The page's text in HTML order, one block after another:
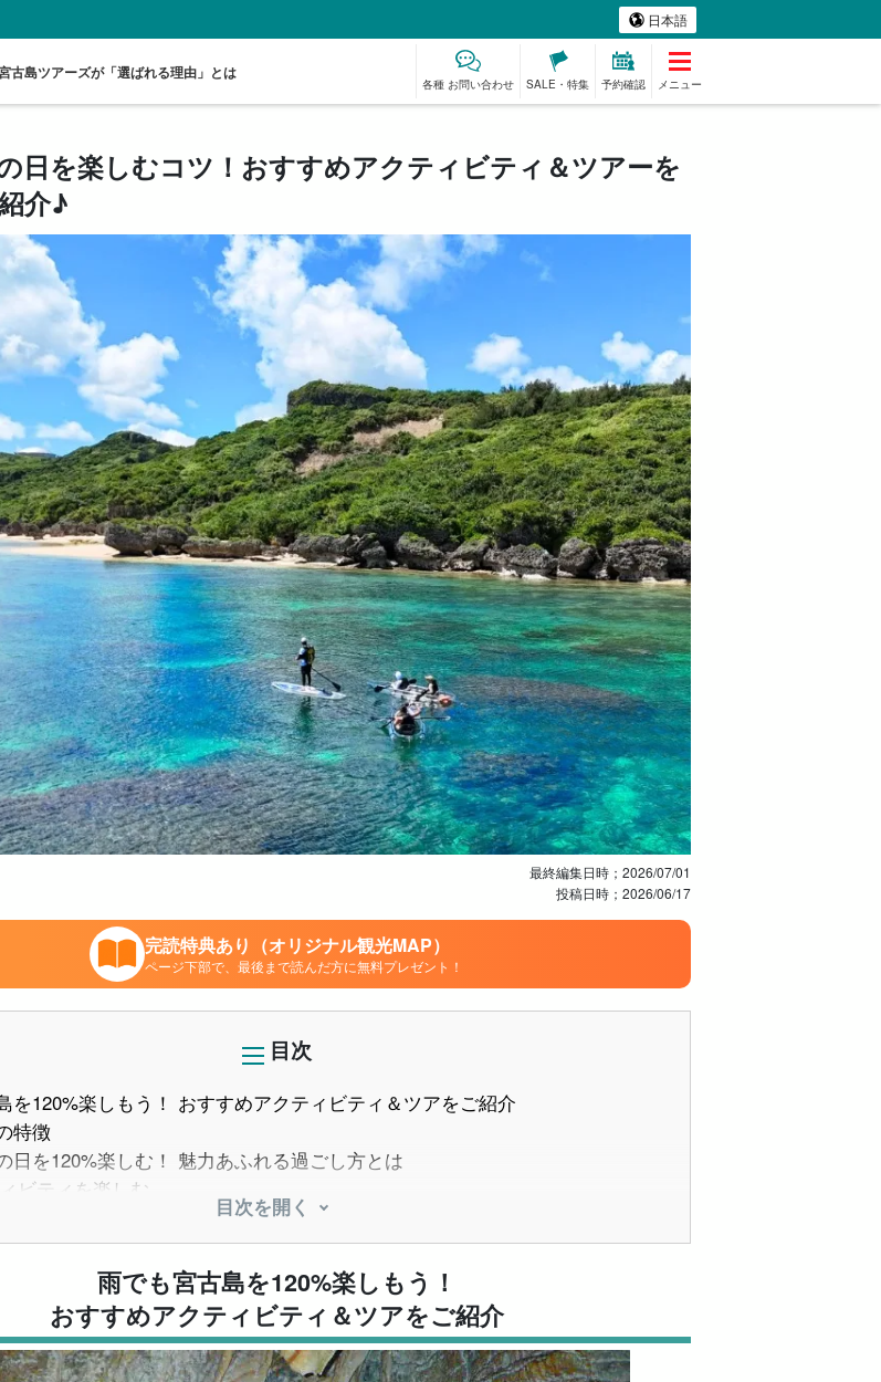
日本語
古島ツアーズが「選ばれる理由」とは
各種 お問い合わせ SALE・特集 予約確認 メニュー
きプラン
日を楽しむコツ！おすすめアクティビティ＆ツアーを
介♪
最終編集日時； 2026/07/01
投稿日時； 2026/06/17
完読特典あり（オリジナル観光MAP）
ページ下部で、最後まで読んだ方に無料プレゼント！
目次
を120%楽しもう！ おすすめアクティビティ＆ツアをご紹介
特徴
日を120%楽しむ！ 魅力あふれる過ごし方とは
ビティを楽しむ
グルメを満喫
しめる！ 宮古島マリンアクティビティ9選
ン鍾乳洞
ング
目次を開く
雨でも宮古島を120%楽しもう！
おすすめアクティビティ＆ツアをご紹介